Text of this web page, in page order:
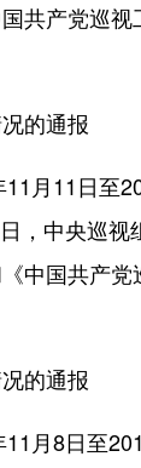
共产党巡
的通报
月11日至
，中央巡
中国共产
的通报
月8日至